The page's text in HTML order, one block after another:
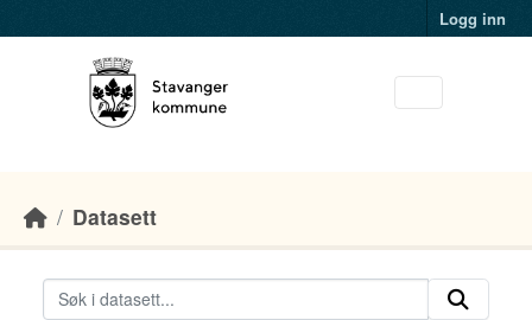
Logg inn
Datasett